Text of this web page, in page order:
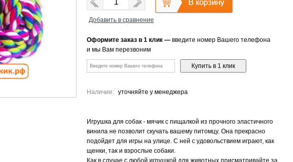
Добавить в сравнение
Оформите заказ в 1 клик — введите номер Вашего телефона
и мы Вам перезвоним
Наличие: уточняйте у менеджера
Игрушка для собак - мячик с пищалкой из прочного эластичного
винила не позволит скучать вашему питомцу. Она прекрасно
подойдет для игры на улице. С ней с удовольствием играют, как
щенки, так и взрослые собаки.
Как в случае с любой игрушкой для животных присматривайте за